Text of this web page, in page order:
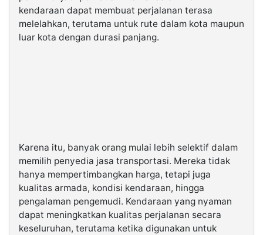
kendaraan dapat membuat perjalanan terasa
melelahkan, terutama untuk rute dalam kota maupun
luar kota dengan durasi panjang.
Karena itu, banyak orang mulai lebih selektif dalam
memilih penyedia jasa transportasi. Mereka tidak
hanya mempertimbangkan harga, tetapi juga
kualitas armada, kondisi kendaraan, hingga
pengalaman pengemudi. Kendaraan yang nyaman
dapat meningkatkan kualitas perjalanan secara
keseluruhan, terutama ketika digunakan untuk